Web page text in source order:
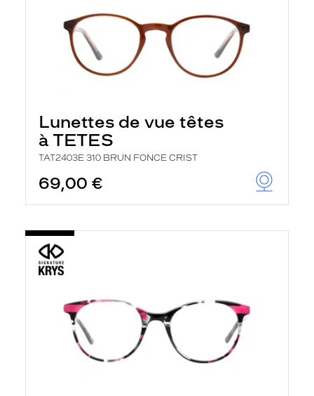
Lunettes de vue têtes
à TETES
TAT2403E 310 BRUN FONCE CRIST
69,00 €